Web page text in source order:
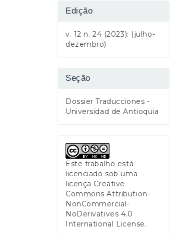
Edição
v. 12 n. 24 (2023): (julho-
dezembro)
Seção
Dossier Traducciones -
Universidad de Antioquia
Este trabalho está
licenciado sob uma
licença Creative
Commons Attribution-
NonCommercial-
NoDerivatives 4.0
International License.